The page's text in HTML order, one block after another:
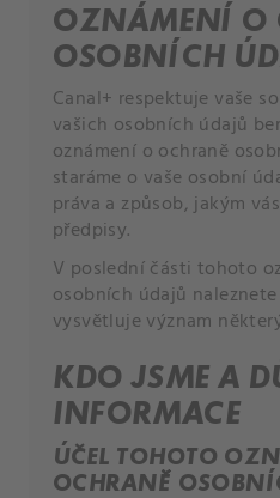
OZNÁMENÍ O
OSOBNÍCH
Canal+ respektuje vaše
vašich osobních údajů
oznámení o ochraně
staráme o vaše osobní
práva a způsob, jakým
předpisy.
V poslední části tohoto
osobních údajů
vysvětluje význam
KDO JSME A
INFORMACE
ÚČEL TOHOTO
OCHRANĚ